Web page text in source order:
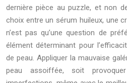
dernière pièce au puzzle, et non
choix entre un sérum huileux, une
n’est pas qu’une question de
élément déterminant pour
de peau. Appliquer la mauvaise
peau assoiffée, soit